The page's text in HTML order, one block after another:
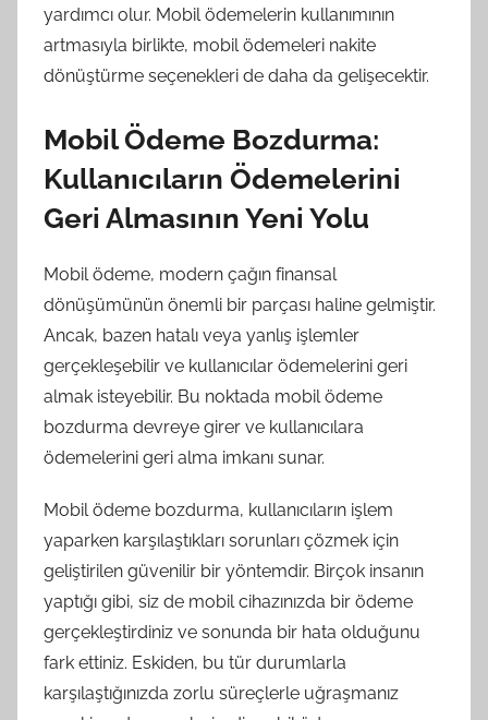
yardımcı olur. Mobil ödemelerin kullanımının
artmasıyla birlikte, mobil ödemeleri nakite
dönüştürme seçenekleri de daha da gelişecektir.
Mobil Ödeme Bozdurma:
Kullanıcıların Ödemelerini
Geri Almasının Yeni Yolu
Mobil ödeme, modern çağın finansal
dönüşümünün önemli bir parçası haline gelmiştir.
Ancak, bazen hatalı veya yanlış işlemler
gerçekleşebilir ve kullanıcılar ödemelerini geri
almak isteyebilir. Bu noktada mobil ödeme
bozdurma devreye girer ve kullanıcılara
ödemelerini geri alma imkanı sunar.
Mobil ödeme bozdurma, kullanıcıların işlem
yaparken karşılaştıkları sorunları çözmek için
geliştirilen güvenilir bir yöntemdir. Birçok insanın
yaptığı gibi, siz de mobil cihazınızda bir ödeme
gerçekleştirdiniz ve sonunda bir hata olduğunu
fark ettiniz. Eskiden, bu tür durumlarla
karşılaştığınızda zorlu süreçlerle uğraşmanız